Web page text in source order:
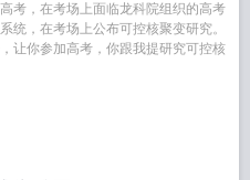
考，在考场上面临龙科院组织的高考
统，在考场上公布可控核聚变研究。
让你参加高考，你跟我提研究可控核